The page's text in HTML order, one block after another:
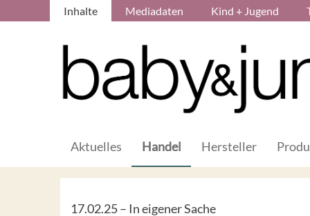
Inhalte Mediadaten Kind + Jugend
Aktuelles Handel Hersteller
17.02.25 – In eigener Sache